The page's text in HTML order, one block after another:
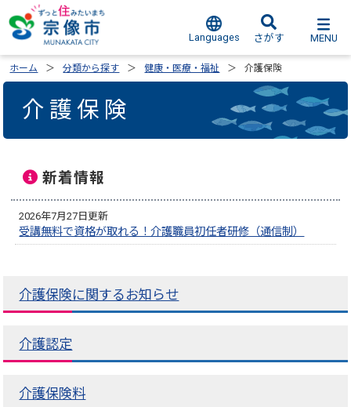
Languages さがす MENU
ホーム 分類から探す 健康・医療・福祉 介護保険
介護保険
新着情報
2026年7月27日更新
受講無料で資格が取れる！介護職員初任者研修（通信制）
介護保険に関するお知らせ
介護認定
介護保険料